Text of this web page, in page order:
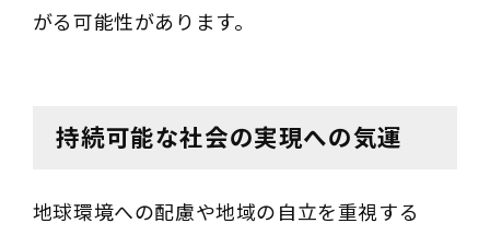
がる可能性があります。
持続可能な社会の実現への気運
地球環境への配慮や地域の自立を重視する